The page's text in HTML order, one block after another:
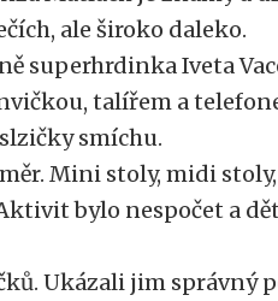
ale široko daleko.
superhrdinka Iveta
talířem a
smíchu.
Mini stoly, midi
bylo nespočet a
Ukázali jim správný